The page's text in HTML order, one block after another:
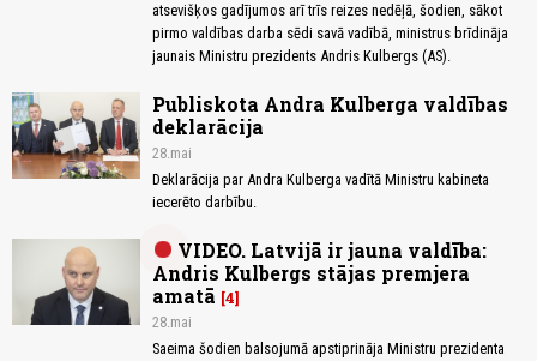
atsevišķos gadījumos arī trīs reizes nedēļā, šodien, sākot
pirmo valdības darba sēdi savā vadībā, ministrus brīdināja
jaunais Ministru prezidents Andris Kulbergs (AS).
Publiskota Andra Kulberga valdības
deklarācija
28.mai
Deklarācija par Andra Kulberga vadītā Ministru kabineta
iecerēto darbību.
VIDEO. Latvijā ir jauna valdība:
Andris Kulbergs stājas premjera
amatā 4
28.mai
Saeima šodien balsojumā apstiprināja Ministru prezidenta